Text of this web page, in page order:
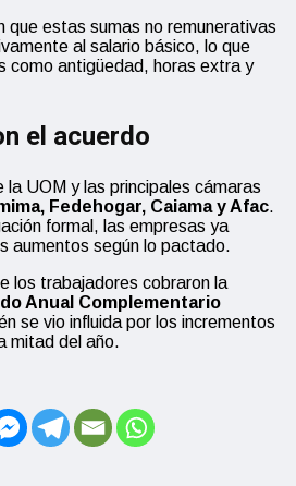
que estas sumas no remunerativas
al salario básico, lo que
como antigüedad, horas extra y
el acuerdo
la UOM y las principales cámaras
Fedehogar, Caiama y Afac.
formal, las empresas ya
aumentos según lo pactado.
los trabajadores cobraron la
Anual Complementario
se vio influida por los incrementos
mitad del año.